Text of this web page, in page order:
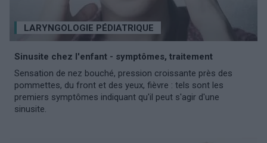
LARYNGOLOGIE PÉDIATRIQUE
Sinusite chez l'enfant - symptômes, traitement
Sensation de nez bouché, pression croissante près des
pommettes, du front et des yeux, fièvre : tels sont les
premiers symptômes indiquant qu'il peut s'agir d'une
sinusite.